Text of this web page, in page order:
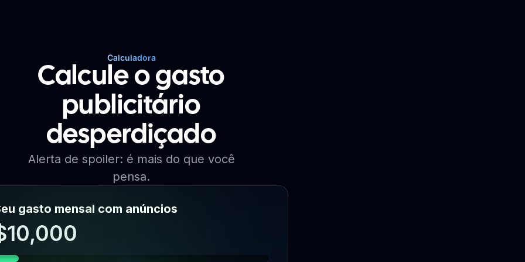
Calculadora
Calcule o gasto
publicitário
desperdiçado
Alerta de spoiler: é mais do que você
pensa.
gasto mensal com anúncios